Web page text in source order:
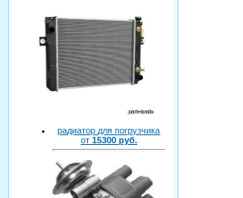
радиатор для погрузчика
от 15300 руб.